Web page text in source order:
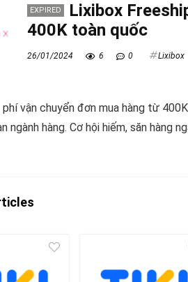
EXPIRED
Lixibox
400K toàn quốc
26/01/2024 6 0 Lixibox
phí vận chuyển đơn mua hàng từ
ngành hàng. Cơ hội hiếm, săn hàng